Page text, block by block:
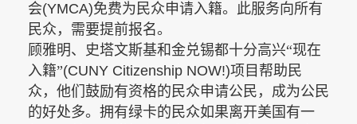
会(YMCA)免费为民众申请入籍。此服务向所有
民众，需要提前报名。
顾雅明、史塔文斯基和金兑锡都十分高兴“现在
入籍”(CUNY Citizenship NOW!)项目帮助民
众，他们鼓励有资格的民众申请公民，成为公民
的好处多。拥有绿卡的民众如果离开美国有一